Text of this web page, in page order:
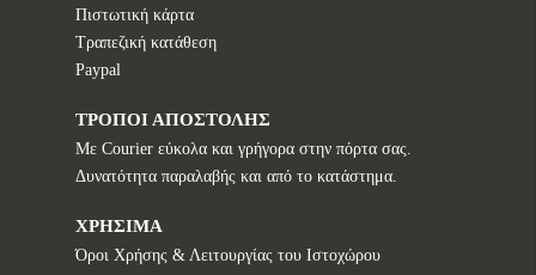
Πιστωτική κάρτα
Τραπεζική κατάθεση
Paypal
ΤΡΟΠΟΙ ΑΠΟΣΤΟΛΗΣ
Με Courier εύκολα και γρήγορα στην πόρτα σας.
Δυνατότητα παραλαβής και από το κατάστημα.
ΧΡΗΣΙΜΑ
Όροι Χρήσης & Λειτουργίας του Ιστοχώρου